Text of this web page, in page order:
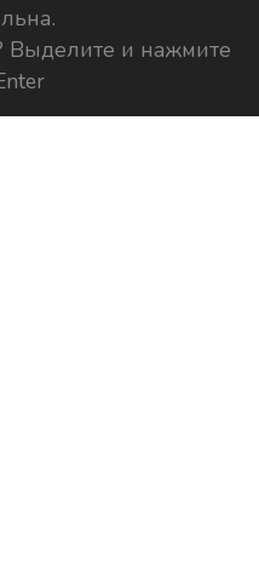
Выделите и нажмите